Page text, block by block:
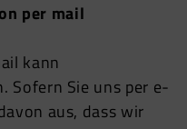
per mail
kann
Sofern Sie uns per e-
aus, dass wir